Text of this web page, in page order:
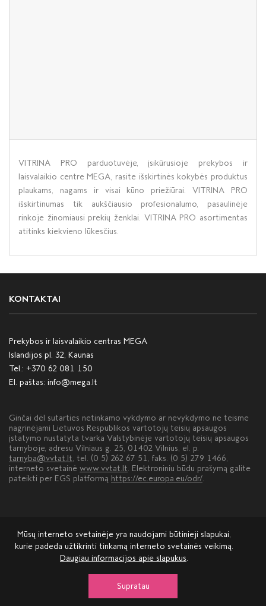
VITRINA PRO parduotuvėje, įsikūrusioje prekybos ir
laisvalaikio centre MEGA, rasite išskirtinės kokybės produktus
plaukams, nagams ir visai kūno priežiūrai. VITRINA PRO
išskirtinumas tik aukščiausio profesionalumo, pasaulinėje
rinkoje žinomiausi prekių ženklai. VITRINA PRO asortimentas
atitinks kiekvieno lūkesčius.
KONTAKTAI
Prekybos ir laisvalaikio centras MEGA
Islandijos pl. 32, Kaunas
Tel.: +370 62 081 150
El. paštas: info@mega.lt
Ginčai dėl sutarties netinkamo vykdymo ar nevykdymo ne teisme
nagrinėjami Lietuvos Respublikos vartotojų teisių apsaugos
įstatymo nustatyta tvarka Valstybinėje vartotojų teisių apsaugos
tarnyboje, adresu Vilniaus g. 25, 01402 Vilnius, el. p.
tarnyba@vvtat.lt, tel. (0 5) 262 67 51, faks. (0 5) 279 1466,
interneto svetainė www.vvtat.lt. Elektroniniu būdu prašymą galite
pateikti per EGS platformą https://ec.europa.eu/odr/.
Apie MEGĄ Nuoma Reklama
Kontaktai
Atsiliepimai ir pasiūlymai
© 2026 mega.lt, visos teisės saugomos.
Mūsų interneto svetainėje yra naudojami būtinieji slapukai,
kurie padeda užtikrinti tinkamą interneto svetainės veikimą.
Daugiau informacijos apie slapukus.
Supratau